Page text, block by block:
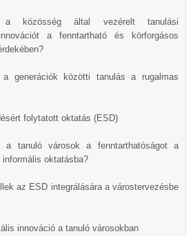
közösség által vezérelt tanulási
a fenntartható és körforgásos
generációk közötti tanulás a rugalmas
folytatott oktatás (ESD)
a tanuló városok a fenntarthatóságot a
oktatásba?
az ESD integrálására a várostervezésbe
innováció a tanuló városokban